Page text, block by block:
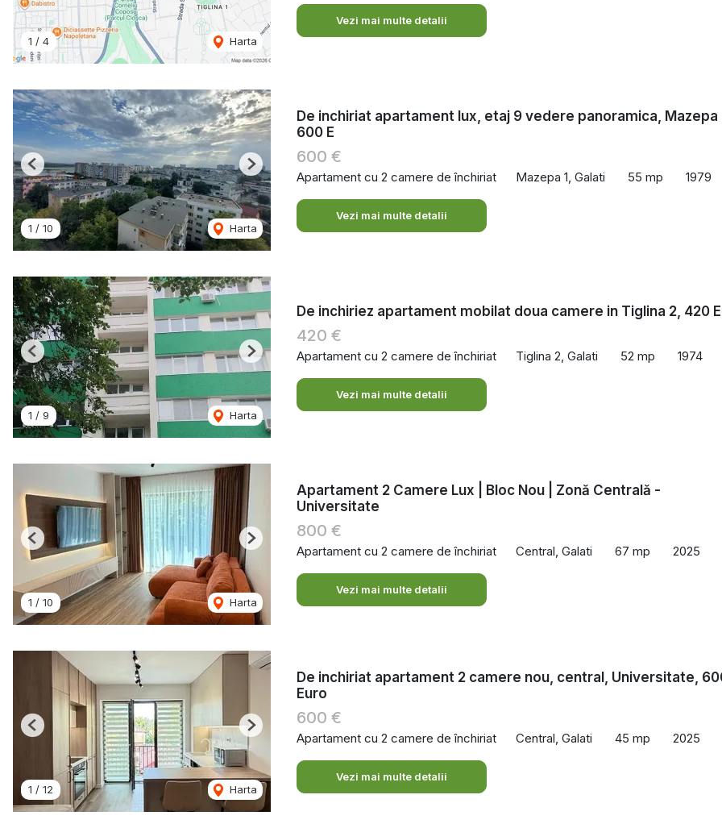
1 / 4 Harta
Vezi mai multe detalii
1 / 10 Harta
Previous Next
De inchiriat apartament lux, etaj 9 vedere panoramica, Mazepa
600 E
600 €
Apartament cu 2 camere de închiriat Mazepa 1, Galati 55 mp 1979
Vezi mai multe detalii
1 / 9 Harta
Previous Next
De inchiriez apartament mobilat doua camere in Tiglina 2, 420 E
420 €
Apartament cu 2 camere de închiriat Tiglina 2, Galati 52 mp 1974
Vezi mai multe detalii
1 / 10 Harta
Previous Next
Apartament 2 Camere Lux | Bloc Nou | Zonă Centrală -
Universitate
800 €
Apartament cu 2 camere de închiriat Central, Galati 67 mp 2025
Vezi mai multe detalii
1 / 12 Harta
Previous Next
De inchiriat apartament 2 camere nou, central, Universitate,
Euro
600 €
Apartament cu 2 camere de închiriat Central, Galati 45 mp 2025
Vezi mai multe detalii